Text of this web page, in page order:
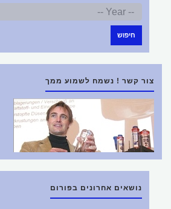
חיפוש
צור קשר ! נשמח לשמוע ממך
נושאים אחרונים בפורום